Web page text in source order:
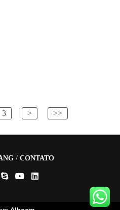
3 > >>
/ CONTATO